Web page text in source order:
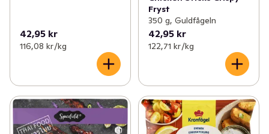
42,95 kr
116,08 kr /kg
Fryst
350 g, Guldfågeln
42,95 kr
122,71 kr /kg